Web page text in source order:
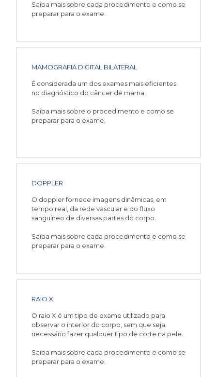
Saiba mais sobre cada procedimento e como se
preparar para o exame.
MAMOGRAFIA DIGITAL BILATERAL
É considerada um dos exames mais eficientes
no diagnóstico do câncer de mama.
Saiba mais sobre o procedimento e como se
preparar para o exame.
DOPPLER
O doppler fornece imagens dinâmicas, em
tempo real, da rede vascular e do fluxo
sanguíneo de diversas partes do corpo.
Saiba mais sobre cada procedimento e como se
preparar para o exame.
RAIO X
O raio X é um tipo de exame utilizado para
observar o interior do corpo, sem que seja
necessário fazer qualquer tipo de corte na pele.
Saiba mais sobre cada procedimento e como se
preparar para o exame.